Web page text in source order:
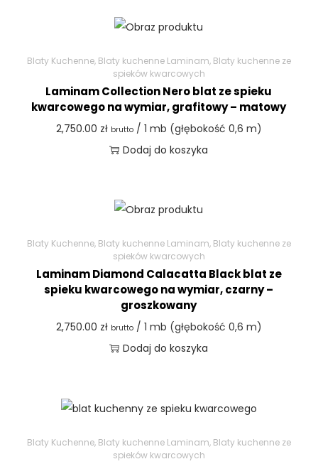
Blaty Kuchenne, Blaty kuchenne Laminam, Blaty kuchenne ze
spieków kwarcowych
Laminam Collection Nero blat ze spieku
kwarcowego na wymiar, grafitowy – matowy
2,750.00 zł brutto/ 1 mb (głębokość 0,6 m)
Dodaj do koszyka
Blaty Kuchenne, Blaty kuchenne Laminam, Blaty kuchenne ze
spieków kwarcowych
Laminam Diamond Calacatta Black blat ze
spieku kwarcowego na wymiar, czarny –
groszkowany
2,750.00 zł brutto/ 1 mb (głębokość 0,6 m)
Dodaj do koszyka
Blaty Kuchenne, Blaty kuchenne Laminam, Blaty kuchenne ze
spieków kwarcowych